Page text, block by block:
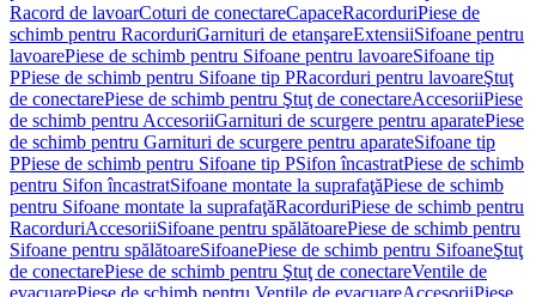
Racord de lavoarCoturi de conectareCapaceRacorduriPiese de
schimb pentru RacorduriGarnituri de etanşareExtensiiSifoane pentru
lavoarePiese de schimb pentru Sifoane pentru lavoareSifoane tip
PPiese de schimb pentru Sifoane tip PRacorduri pentru lavoareŞtuţ
de conectarePiese de schimb pentru Ştuţ de conectareAccesoriiPiese
de schimb pentru AccesoriiGarnituri de scurgere pentru aparatePiese
de schimb pentru Garnituri de scurgere pentru aparateSifoane tip
PPiese de schimb pentru Sifoane tip PSifon încastratPiese de schimb
pentru Sifon încastratSifoane montate la suprafaţăPiese de schimb
pentru Sifoane montate la suprafaţăRacorduriPiese de schimb pentru
RacorduriAccesoriiSifoane pentru spălătoarePiese de schimb pentru
Sifoane pentru spălătoareSifoanePiese de schimb pentru SifoaneŞtuţ
de conectarePiese de schimb pentru Ştuţ de conectareVentile de
evacuarePiese de schimb pentru Ventile de evacuareAccesoriiPiese